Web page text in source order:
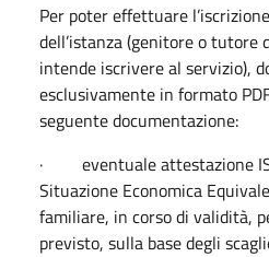
Per poter effettuare
dell’istanza (genitore o tutore
intende iscrivere al servizio),
esclusivamente in formato
seguente documentazione:
· eventuale attestazione
Situazione Economica
familiare, in corso di validità,
previsto, sulla base degli